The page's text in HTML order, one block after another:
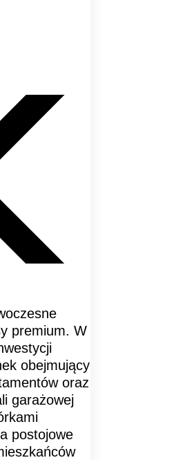
premium. W
obejmujący
oraz
garażowej
postojowe